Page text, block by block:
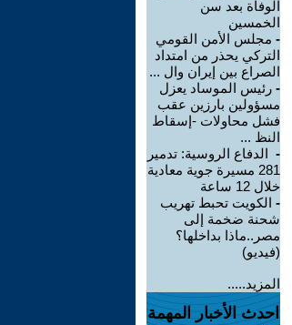
الوفاة بعد سن
الخمسين
- مجلس الأمن القومي
التركي يحذر من امتداد
الصراع بين إيران وال ...
- رئيس الموساد يعزل
مسؤولين بارزين عقب
فشل محاولات -إسقاط
النظ ...
- الدفاع الروسية: تدمير
281 مسيرة جوية معادية
خلال 12 ساعة
- الكويت تحبط تهريب
شحنة ضخمة إلى
مصر..ماذا بداخلها؟
(فيديو)
المزيد.....
احدث الأخبار المهمة